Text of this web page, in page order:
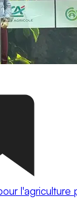
l'agriculture